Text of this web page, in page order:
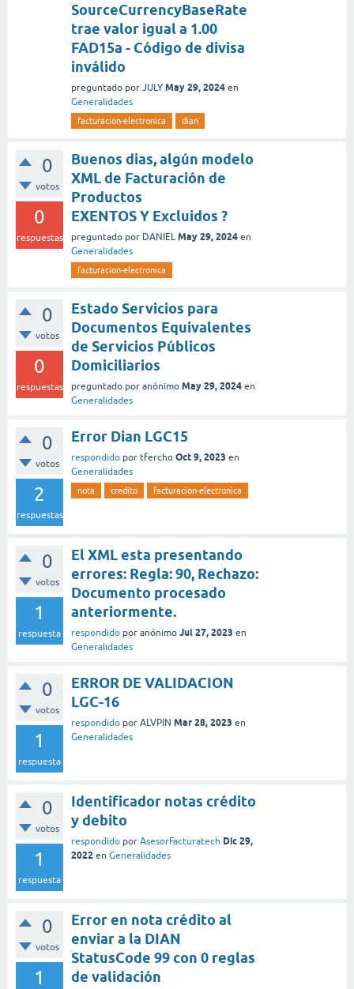
SourceCurrencyBaseRate
trae valor igual a 1.00
FAD15a - Código de divisa
inválido
preguntado por JULY May 29, 2024 en
Generalidades
facturacion-electronica dian
0
votos
0
respuestas
Buenos dias, algún modelo
XML de Facturación de
Productos
EXENTOS Y Excluidos ?
preguntado por DANIEL May 29, 2024 en
Generalidades
facturacion-electronica
0
votos
0
respuestas
Estado Servicios para
Documentos Equivalentes
de Servicios Públicos
Domiciliarios
preguntado por anónimo May 29, 2024 en
Generalidades
0
votos
2
respuestas
Error Dian LGC15
respondido por tfercho Oct 9, 2023 en
Generalidades
nota credito facturacion-electronica
0
votos
1
respuesta
El XML esta presentando
errores: Regla: 90, Rechazo:
Documento procesado
anteriormente.
respondido por anónimo Jul 27, 2023 en
Generalidades
0
votos
1
respuesta
ERROR DE VALIDACION
LGC-16
respondido por ALVPIN Mar 28, 2023 en
Generalidades
0
votos
1
respuesta
Identificador notas crédito
y debito
respondido por AsesorFacturatech Dic 29,
2022 en Generalidades
0
votos
1
Error en nota crédito al
enviar a la DIAN
StatusCode 99 con 0 reglas
de validación